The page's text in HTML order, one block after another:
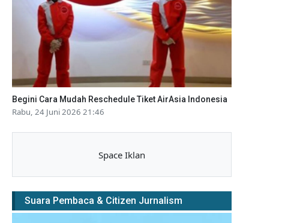
Begini Cara Mudah Reschedule Tiket AirAsia Indonesia
Rabu, 24 Juni 2026 21:46
Space Iklan
Suara Pembaca & Citizen Jurnalism